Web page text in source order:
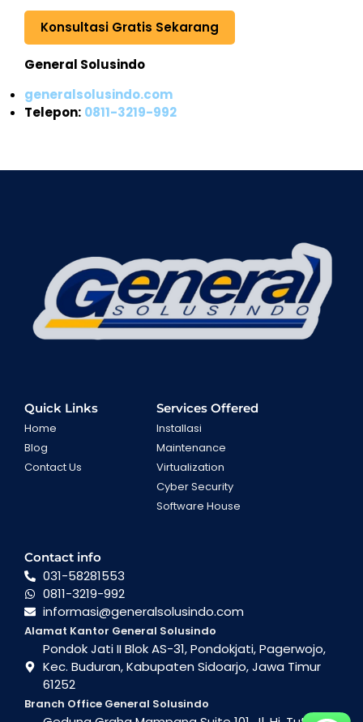
Konsultasi Gratis Sekarang
General Solusindo
generalsolusindo.com
Telepon: 0811-3219-992
Quick Links
Home
Blog
Contact Us
Services Offered
Installasi
Maintenance
Virtualization
Cyber Security
Software House
Contact info
031-58281553
0811-3219-992
informasi@generalsolusindo.com
Alamat Kantor General Solusindo
Pondok Jati II Blok AS-31, Pondokjati, Pagerwojo,
Kec. Buduran, Kabupaten Sidoarjo, Jawa Timur
61252
Branch Office General Solusindo